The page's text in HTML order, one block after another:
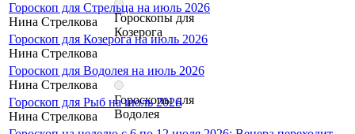
Гороскопы для
Козерога
Гороскопы для
Водолея
Гороскоп для Стрельца на июль 2026
Нина Стрелкова
Гороскоп для Козерога на июль 2026
Нина Стрелкова
Гороскоп для Водолея на июль 2026
Нина Стрелкова
Гороскоп для Рыб на июль 2026
Нина Стрелкова